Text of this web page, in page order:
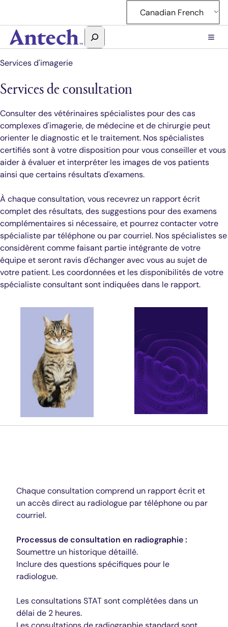
contenu
Canadian French
Rechercher
Antech
Services d'imagerie
Services de consultation
Consulter des vétérinaires spécialistes pour des cas
complexes d'imagerie, de médecine et de chirurgie peut
orienter le diagnostic et le traitement. Nos spécialistes
certifiés sont à votre disposition pour vous conseiller et vous
aider à évaluer et interpréter les images de vos patients
ainsi que certains résultats d'examens.
À chaque consultation, vous recevrez un rapport écrit
complet des résultats, des suggestions pour des examens
complémentaires si nécessaire, et pourrez contacter votre
spécialiste par téléphone ou par courriel. Nos spécialistes se
considèrent comme faisant partie intégrante de votre
équipe et seront ravis d'échanger avec vous au sujet de
votre patient. Les coordonnées et les disponibilités de votre
spécialiste consultant sont indiquées dans le rapport.
Chaque consultation comprend un rapport écrit et
un accès direct au radiologue par téléphone ou par
courriel.
Processus de consultation en radiographie :
Soumettre un historique détaillé.
Inclure des questions spécifiques pour le
radiologue.
Les consultations STAT sont complétées dans un
délai de 2 heures.